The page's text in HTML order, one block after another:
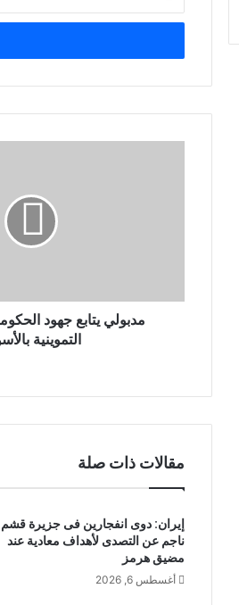
خ
ب
د
ن
مدبولي يتابع جهود
التموينية
مقالات ذات صلة
إيران: دوى انفجارين فى جزيرة قشم
ناجم عن التصدى لأهداف معادية عند
مضيق هرمز
أغسطس 6, 2026